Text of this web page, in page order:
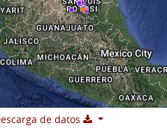
de datos